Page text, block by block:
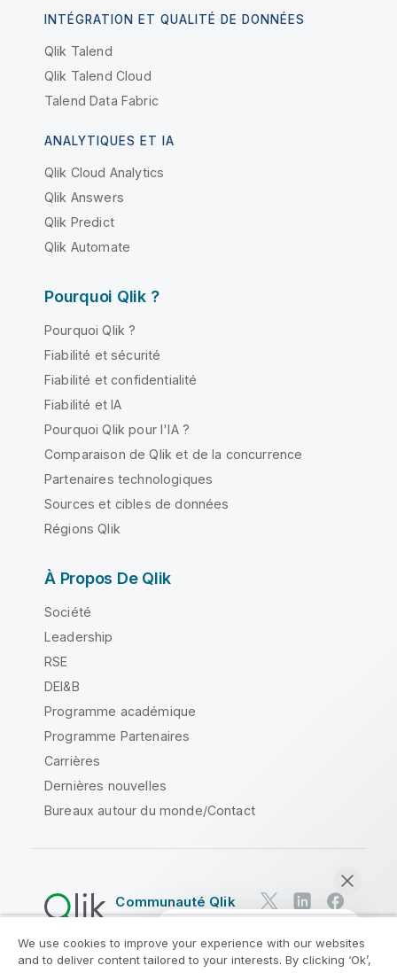
INTÉGRATION ET QUALITÉ DE DONNÉES
Qlik Talend
Qlik Talend Cloud
Talend Data Fabric
ANALYTIQUES ET IA
Qlik Cloud Analytics
Qlik Answers
Qlik Predict
Qlik Automate
Pourquoi Qlik ?
Pourquoi Qlik ?
Fiabilité et sécurité
Fiabilité et confidentialité
Fiabilité et IA
Pourquoi Qlik pour l'IA ?
Comparaison de Qlik et de la concurrence
Partenaires technologiques
Sources et cibles de données
Régions Qlik
À Propos De Qlik
Société
Leadership
RSE
DEI&B
Programme académique
Programme Partenaires
Carrières
Dernières nouvelles
Bureaux autour du monde/Contact
Communauté Qlik
Contrats juridiques
We use cookies to improve your experience with our websites
and to deliver content tailored to your interests. By clicking ‘Ok’,